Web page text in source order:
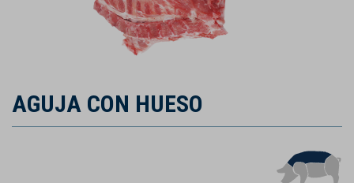
AGUJA CON HUESO